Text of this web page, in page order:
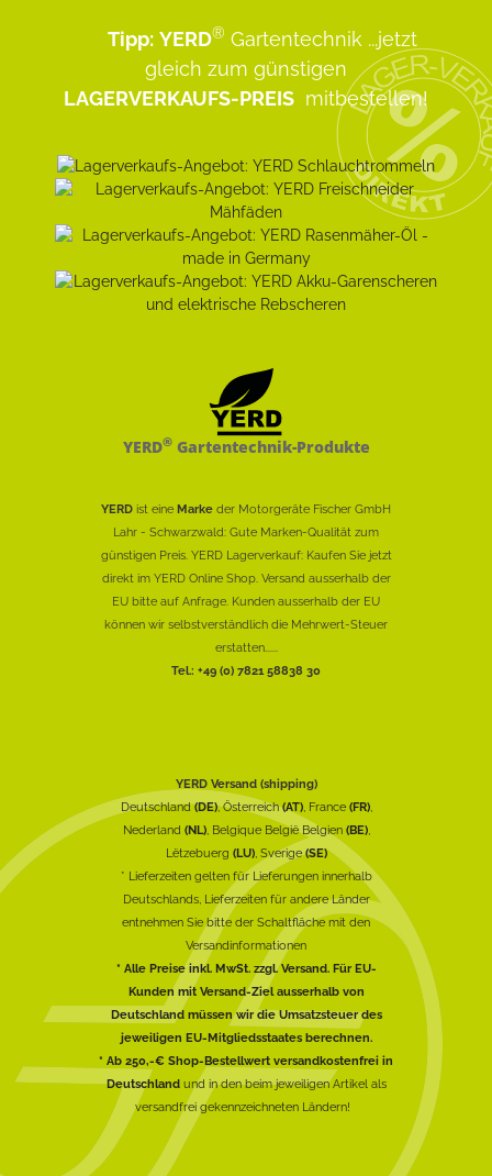
Tipp: YERD® Gartentechnik ...jetzt
gleich zum günstigen
LAGERVERKAUFS-PREIS mitbestellen!
YERD®Gartentechnik-Produkte
YERD ist eine Marke der Motorgeräte Fischer GmbH
Lahr - Schwarzwald: Gute Marken-Qualität zum
günstigen Preis. YERD Lagerverkauf: Kaufen Sie jetzt
direkt im YERD Online Shop. Versand ausserhalb der
EU bitte auf Anfrage. Kunden ausserhalb der EU
können wir selbstverständlich die Mehrwert-Steuer
erstatten......
Tel.: +49 (0) 7821 58838 30
YERD Versand (shipping)
Deutschland(DE), Österreich(AT), France (FR),
Nederland (NL), Belgique België Belgien (BE),
Lëtzebuerg (LU), Sverige(SE)
* Lieferzeiten gelten für Lieferungen innerhalb
Deutschlands, Lieferzeiten für andere Länder
entnehmen Sie bitte der Schaltfläche mit den
Versandinformationen
* Alle Preise inkl. MwSt. zzgl. Versand. Für EU-
Kunden mit Versand-Ziel ausserhalb von
Deutschland müssen wir die Umsatzsteuer des
jeweiligen EU-Mitgliedsstaates berechnen.
* Ab 250,-€ Shop-Bestellwert versandkostenfrei in
Deutschlandund in den beim jeweiligen Artikel als
versandfrei gekennzeichneten Ländern!